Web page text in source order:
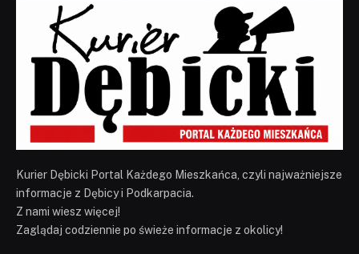
Kurier Dębicki Portal Każdego Mieszkańca, czyli najważniejsze
informacje z Dębicy i Podkarpacia.
Z nami wiesz więcej!
Zaglądaj codziennie po świeże informacje z okolicy!